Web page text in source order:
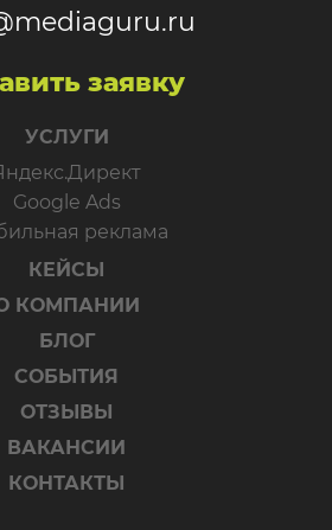
заявку
УСЛУГИ
Google Ads
реклама
КЕЙСЫ
КОМПАНИИ
БЛОГ
СОБЫТИЯ
ОТЗЫВЫ
ВАКАНСИИ
КОНТАКТЫ